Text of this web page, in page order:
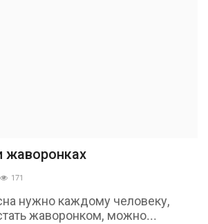
жаворонках
171
нужно каждому человеку,
жаворонком, можно...